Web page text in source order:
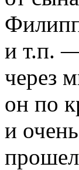
и т.п.
через
он по
и